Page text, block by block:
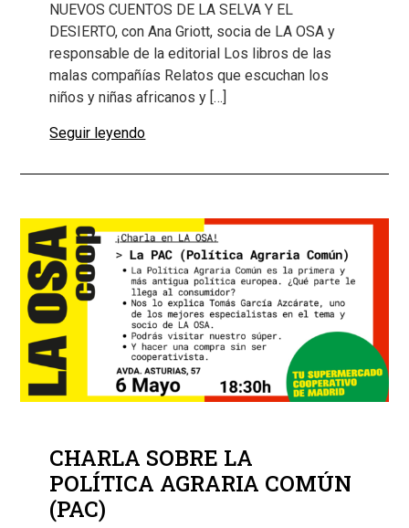
NUEVOS CUENTOS DE LA SELVA Y EL
DESIERTO, con Ana Griott, socia de LA OSA y
responsable de la editorial Los libros de las
malas compañías Relatos que escuchan los
niños y niñas africanos y […]
Seguir leyendo
CHARLA SOBRE LA
POLÍTICA AGRARIA COMÚN
(PAC)